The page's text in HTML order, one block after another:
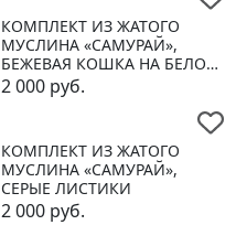
КОМПЛЕКТ ИЗ ЖАТОГО
МУСЛИНА «САМУРАЙ»,
БЕЖЕВАЯ КОШКА НА БЕЛОМ
NEW
2 000 руб.
КОМПЛЕКТ ИЗ ЖАТОГО
МУСЛИНА «САМУРАЙ»,
СЕРЫЕ ЛИСТИКИ
2 000 руб.